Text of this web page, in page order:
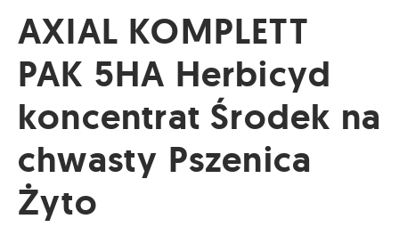
AXIAL KOMPLETT
PAK 5HA Herbicyd
koncentrat Środek na
chwasty Pszenica
Żyto